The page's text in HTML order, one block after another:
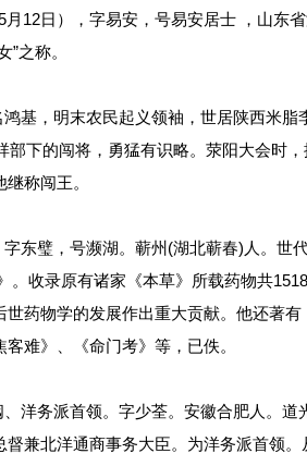
日），字易安，号易安居士 ，山东
之称。
，明末农民起义领袖，世居陕西米脂
部下的闯将，勇猛有识略。荥阳大会时
称闯王。
璧，号濒湖。蕲州(湖北蕲春)人。世
收录原有诸家《本草》所载药物共
药物学的发展作出重大贡献。他还著
难》、《命门考》等，已佚。
务派首领。字少荃。安徽合肥人。道
兼北洋通商事务大臣。为洋务派首领